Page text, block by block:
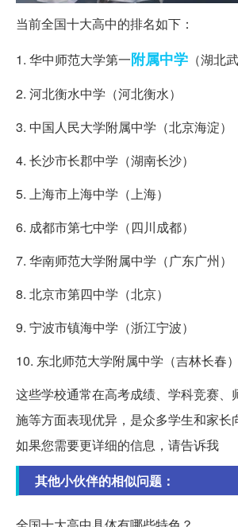
当前全国十大高中的排名如下：
1. 华中师范大学第一附属中学 （湖北
2. 河北衡水中学（河北衡水）
3. 中国人民大学附属中学（北京海淀）
4. 长沙市长郡中学（湖南长沙）
5. 上海市上海中学（上海）
6. 成都市第七中学（四川成都）
7. 华南师范大学附属中学（广东广州）
8. 北京市第四中学（北京）
9. 宁波市镇海中学（浙江宁波）
10. 东北师范大学附属中学（吉林长春）
这些学校通常在高考成绩、学科竞赛、
施等方面表现优异，是众多学生和家长
如果您需要更详细的信息，请告诉我
其他小伙伴的相似问题：